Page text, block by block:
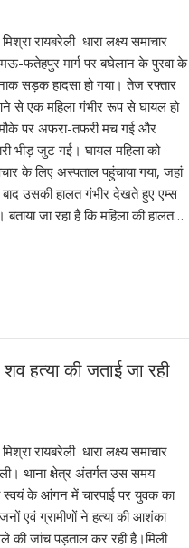
मिश्रा रायबरेली धारा लक्ष्य समाचार
फतेहपुर मार्ग पर बघेलान के पुरवा के
सड़क हादसा हो गया। तेज रफ्तार
से एक महिला गंभीर रूप से घायल हो
पर अफरा-तफरी मच गई और
भीड़ जुट गई। घायल महिला को
के लिए अस्पताल पहुंचाया गया, जहां
उसकी हालत गंभीर देखते हुए एम्स
जा रहा है कि महिला की हालत…
हत्या की जताई जा रही
मिश्रा रायबरेली धारा लक्ष्य समाचार
थाना क्षेत्र अंतर्गत उस समय
के आंगन में चारपाई पर युवक का
एवं ग्रामीणों ने हत्या की आशंका
की जांच पड़ताल कर रही है।मिली